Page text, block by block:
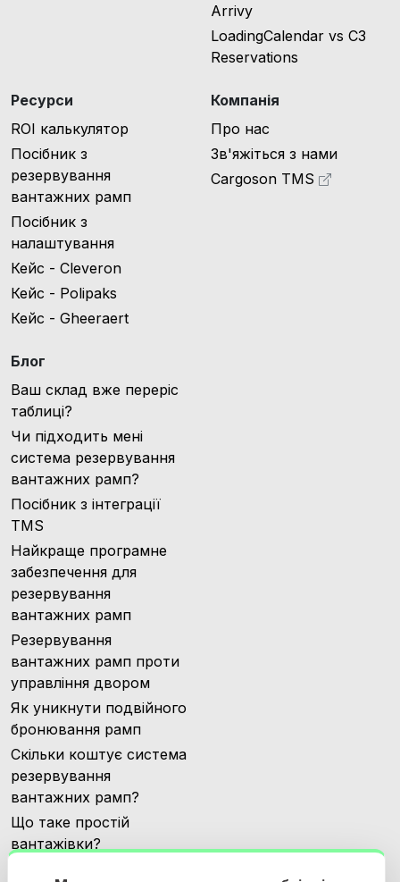
Arrivy
LoadingCalendar vs C3
Reservations
Ресурси
ROI калькулятор
Посібник з
резервування
вантажних рамп
Посібник з
налаштування
Кейс - Cleveron
Кейс - Polipaks
Кейс - Gheeraert
Блог
Ваш склад вже переріс
таблиці?
Чи підходить мені
система резервування
вантажних рамп?
Посібник з інтеграції
TMS
Найкраще програмне
забезпечення для
резервування
вантажних рамп
Резервування
вантажних рамп проти
управління двором
Як уникнути подвійного
бронювання рамп
Скільки коштує система
резервування
вантажних рамп?
Що таке простій
вантажівки?
Компанія
Про нас
Зв'яжіться з нами
Cargoson TMS